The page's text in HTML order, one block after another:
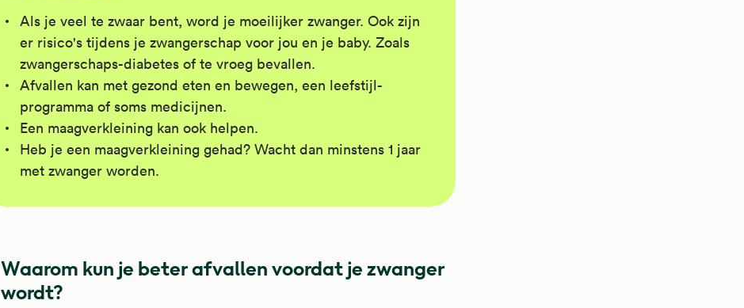
Als je veel te zwaar bent, word je moeilijker zwanger. Ook zijn
er risico's tijdens je zwangerschap voor jou en je baby. Zoals
zwangerschaps-diabetes of te vroeg bevallen.
Afvallen kan met gezond eten en bewegen, een leefstijl-
programma of soms medicijnen.
Een maagverkleining kan ook helpen.
Heb je een maagverkleining gehad? Wacht dan minstens 1 jaar
met zwanger worden.
Waarom kun je beter afvallen voordat je zwanger
wordt?